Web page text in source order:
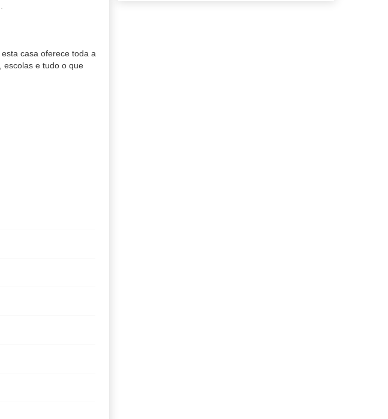
casa oferece toda a
escolas e tudo o que